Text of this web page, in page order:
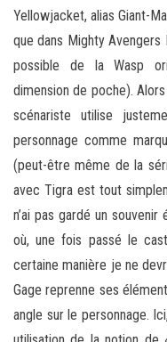
Yellowjacket, alias Giant-
que dans Mighty
possible de la Wasp
dimension de poche).
scénariste utilise
personnage comme
(peut-être même de la
avec Tigra est tout
n’ai pas gardé un
où, une fois passé le
certaine manière je ne
Gage reprenne ses
angle sur le personnage.